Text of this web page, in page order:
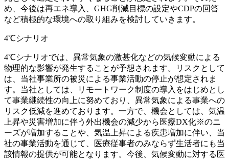
め、今後は再エネ導入、GHG削減目標の設定やCDPの回答
など積極的な環境への取り組みを検討していきます。
4℃シナリオ
4℃シナリオでは、異常気象の激甚化などの気候変動による
物理的な影響が発生することが予想されます。リスクとして
は、当社事業所の被災による事業活動の停止が想定されま
す。当社としては、リモートワーク制度の導入をはじめとし
て事業継続性の向上に努めており、異常気象による事業への
リスク低減を進めております。一方で、機会としては、気温
上昇や災害増加に伴う外出機会の減少から医療DX化※のニ
ーズが増加することや、気温上昇による疾患増加に伴い、当
社の事業活動を通じて、医療従事者のみならず生活者にも当
該情報の提供が可能となります。今後、気候変動に対する医